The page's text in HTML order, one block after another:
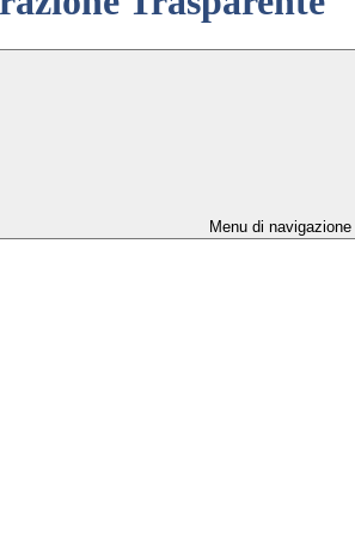
Menu di navigazione